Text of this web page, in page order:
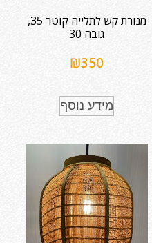
מנורת קש לתלייה קוטר 35,
גובה 30
₪350
מידע נוסף